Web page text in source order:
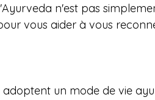
n'est pas
vous aider à vous
adoptent un mode de vie